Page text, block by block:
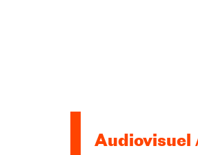
Audiovisuel